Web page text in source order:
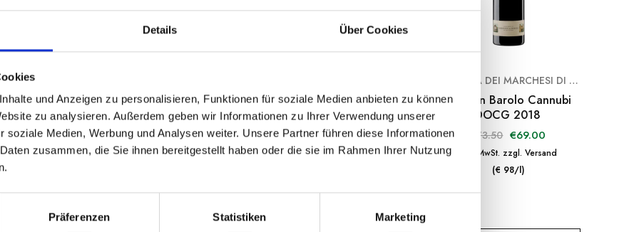
Details Über Cookies
und Anzeigen zu personalisieren, Funktionen für soziale Medien anbieten zu können
zu analysieren. Außerdem geben wir Informationen zu Ihrer Verwendung unserer
soziale Medien, Werbung und Analysen weiter. Unsere Partner führen diese Informationen
zusammen, die Sie ihnen bereitgestellt haben oder die sie im Rahmen Ihrer Nutzung
Präferenzen Statistiken Marketing
IN CORSA
Pasta
In Corsa 4x500g
14.40 €11.50
zzgl. Versand
Probierpaket Pasta Morelli
€22.90 €18.00
inkl. MwSt. zzgl. Versand
Prosecco Superiore DOCG
Brut Millesimato Crede
Jeroboam in Holzkiste
€89.00 €79.00
inkl. MwSt. zzgl. Versand
CANTINA DEI MARCHESI DI BAROLO
Rotwein Barolo Cannubi
DOCG 2018
73.50 €69.00
inkl. MwSt. zzgl. Versand
(€ 98/l)